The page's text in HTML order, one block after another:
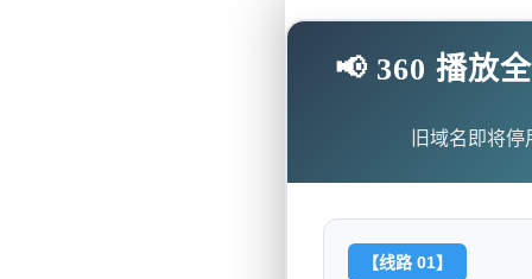
📢 360 播放
旧域名即将
【线路 01】